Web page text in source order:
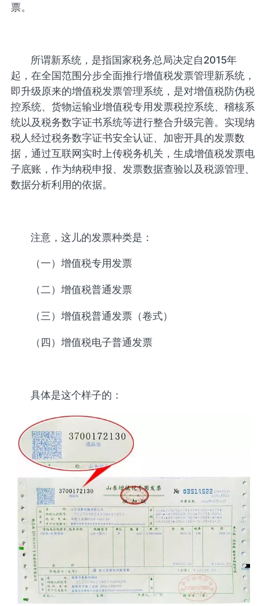
票。
所谓新系统，是指国家税务总局决定自2015年
起，在全国范围分步全面推行增值税发票管理新系统，
即升级原来的增值税发票管理系统，是对增值税防伪税
控系统、货物运输业增值税专用发票税控系统、稽核系
统以及税务数字证书系统等进行整合升级完善。实现纳
税人经过税务数字证书安全认证、加密开具的发票数
据，通过互联网实时上传税务机关，生成增值税发票电
子底账，作为纳税申报、发票数据查验以及税源管理、
数据分析利用的依据。
注意，这儿的发票种类是：
（一）增值税专用发票
（二）增值税普通发票
（三）增值税普通发票（卷式）
（四）增值税电子普通发票
具体是这个样子的：